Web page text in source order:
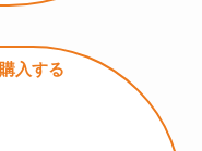
購入する